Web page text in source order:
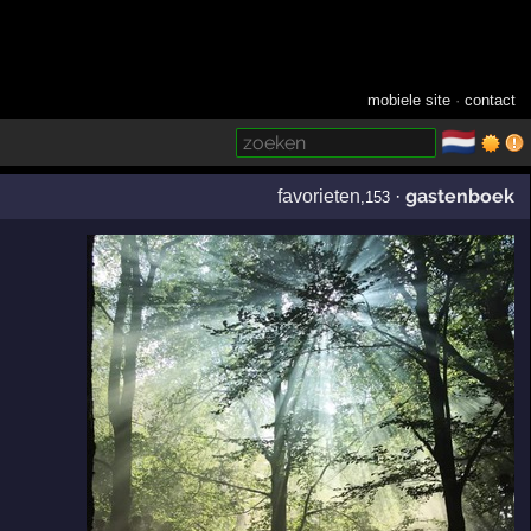
mobiele site ·contact
🇳🇱
favorieten ,153 ·gastenboek